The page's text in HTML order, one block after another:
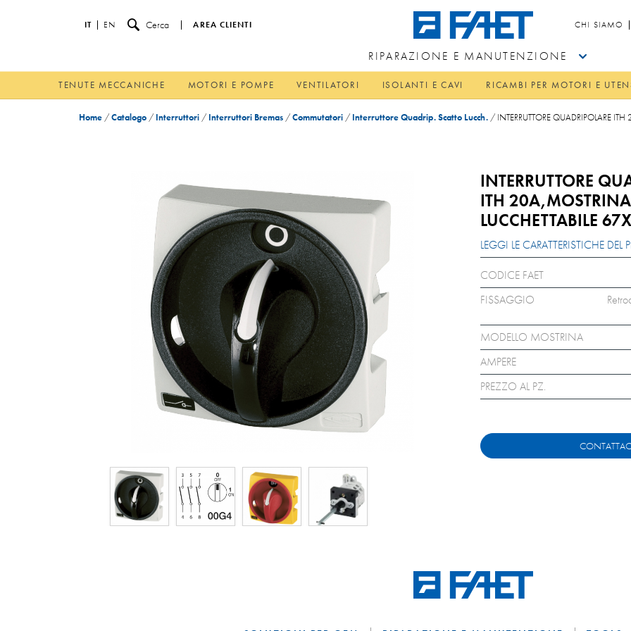
IT EN Cerca AREA CLIENTI CHI SIAMO
RIPARAZIONE E MANUTENZIONE
TENUTE MECCANICHE MOTORI E POMPE VENTILATORI ISOLANTI E CAVI RICAMBI PER MOTORI E
Home /Catalogo / Interruttori / Interruttori Bremas /Commutatori / Interruttore Quadrip. Scatto Lucch. / INTERRUTTORE QUADRIPOLARE
INTERRUTTORE
ITH
LUCCHETTABILE
LEGGI LE CARATTERISTICHE DEL
CODICE FAET
FISSAGGIO
MODELLO MOSTRINA
AMPERE
PREZZO AL PZ.